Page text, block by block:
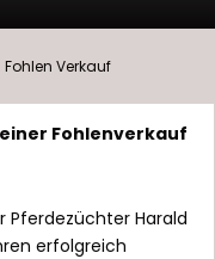
Fohlen Verkauf
Fohlenverkauf
Pferdezüchter Harald
erfolgreich